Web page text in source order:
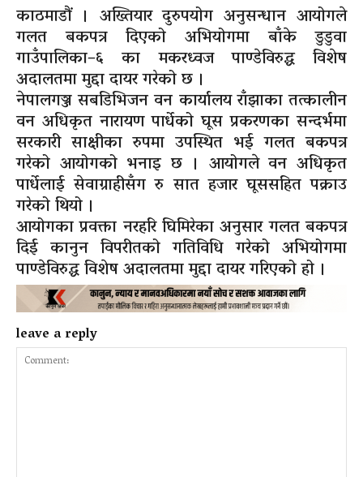
काठमाडौं । अख्तियार दुरुपयोग अनुसन्धान आयोगले
गलत बकपत्र दिएको अभियोगमा बाँके डुडुवा
गाउँपालिका–६ का मकरध्वज पाण्डेविरुद्ध विशेष
अदालतमा मुद्दा दायर गरेको छ ।
नेपालगञ्ज सबडिभिजन वन कार्यालय राँझाका तत्कालीन
वन अधिकृत नारायण पार्धेको घूस प्रकरणका सन्दर्भमा
सरकारी साक्षीका रुपमा उपस्थित भई गलत बकपत्र
गरेको आयोगको भनाइ छ । आयोगले वन अधिकृत
पार्धेलाई सेवाग्राहीसँग रु सात हजार घूससहित पक्राउ
गरेको थियो ।
आयोगका प्रवक्ता नरहरि घिमिरेका अनुसार गलत बकपत्र
दिई कानुन विपरीतको गतिविधि गरेको अभियोगमा
पाण्डेविरुद्ध विशेष अदालतमा मुद्दा दायर गरिएको हो ।
leave a reply